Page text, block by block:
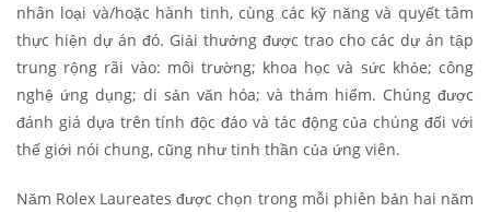
nhân loại và/hoặc hành tinh, cùng các kỹ năng và quyết tâm
thực hiện dự án đó. Giải thưởng được trao cho các dự án tập
trung rộng rãi vào: môi trường; khoa học và sức khỏe; công
nghệ ứng dụng; di sản văn hóa; và thám hiểm. Chúng được
đánh giá dựa trên tính độc đáo và tác động của chúng đối với
thế giới nói chung, cũng như tinh thần của ứng viên.
Năm Rolex Laureates được chọn trong mỗi phiên bản hai năm